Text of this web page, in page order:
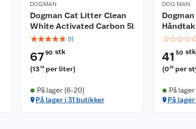
DOGMAN
Dogman Cat Litter Clean
White Activated Carbon 5l
☆☆☆☆☆ (1)
6790 stk
(1358 per liter)
På lager (6-20)
På lager i 31 butikker
DOG MAN
☆☆☆☆
41 50 stk
(083 per
På
På